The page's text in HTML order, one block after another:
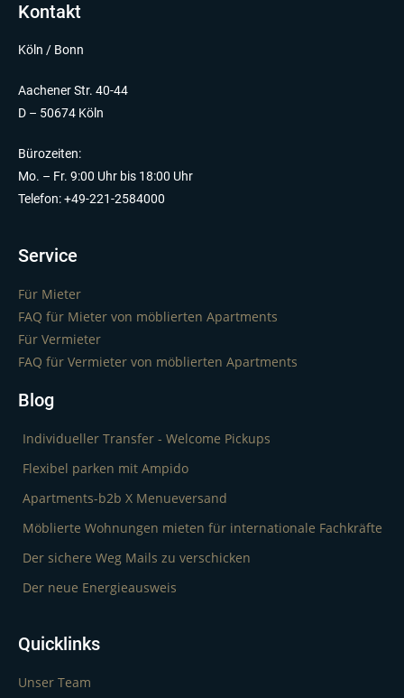
Kontakt
Köln / Bonn
Aachener Str. 40-44
D – 50674 Köln
Bürozeiten:
Mo. – Fr. 9:00 Uhr bis 18:00 Uhr
Telefon: +49-221-2584000
Service
Für Mieter
FAQ für Mieter von möblierten Apartments
Für Vermieter
FAQ für Vermieter von möblierten Apartments
Blog
Individueller Transfer - Welcome Pickups
Flexibel parken mit Ampido
Apartments-b2b X Menueversand
Möblierte Wohnungen mieten für internationale Fachkräfte
Der sichere Weg Mails zu verschicken
Der neue Energieausweis
Quicklinks
Unser Team